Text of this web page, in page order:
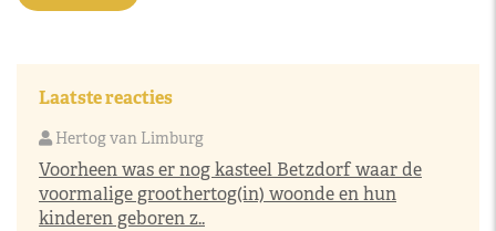
Laatste reacties
Hertog van Limburg
Voorheen was er nog kasteel Betzdorf waar de
voormalige groothertog(in) woonde en hun
kinderen geboren z..